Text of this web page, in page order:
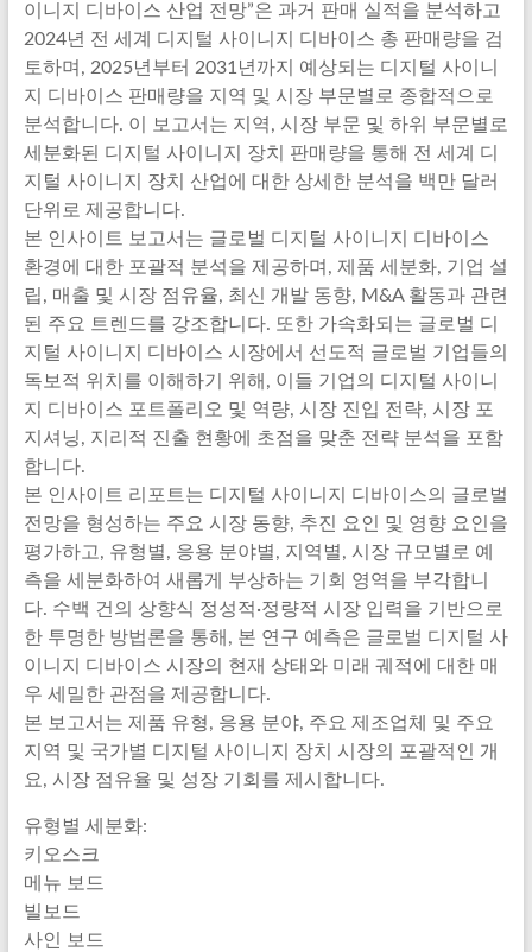
이니지 디바이스 산업 전망”은 과거 판매 실적을 분석하고
2024년 전 세계 디지털 사이니지 디바이스 총 판매량을 검
토하며, 2025년부터 2031년까지 예상되는 디지털 사이니
지 디바이스 판매량을 지역 및 시장 부문별로 종합적으로
분석합니다. 이 보고서는 지역, 시장 부문 및 하위 부문별로
세분화된 디지털 사이니지 장치 판매량을 통해 전 세계 디
지털 사이니지 장치 산업에 대한 상세한 분석을 백만 달러
단위로 제공합니다.
본 인사이트 보고서는 글로벌 디지털 사이니지 디바이스
환경에 대한 포괄적 분석을 제공하며, 제품 세분화, 기업 설
립, 매출 및 시장 점유율, 최신 개발 동향, M&A 활동과 관련
된 주요 트렌드를 강조합니다. 또한 가속화되는 글로벌 디
지털 사이니지 디바이스 시장에서 선도적 글로벌 기업들의
독보적 위치를 이해하기 위해, 이들 기업의 디지털 사이니
지 디바이스 포트폴리오 및 역량, 시장 진입 전략, 시장 포
지셔닝, 지리적 진출 현황에 초점을 맞춘 전략 분석을 포함
합니다.
본 인사이트 리포트는 디지털 사이니지 디바이스의 글로벌
전망을 형성하는 주요 시장 동향, 추진 요인 및 영향 요인을
평가하고, 유형별, 응용 분야별, 지역별, 시장 규모별로 예
측을 세분화하여 새롭게 부상하는 기회 영역을 부각합니
다. 수백 건의 상향식 정성적·정량적 시장 입력을 기반으로
한 투명한 방법론을 통해, 본 연구 예측은 글로벌 디지털 사
이니지 디바이스 시장의 현재 상태와 미래 궤적에 대한 매
우 세밀한 관점을 제공합니다.
본 보고서는 제품 유형, 응용 분야, 주요 제조업체 및 주요
지역 및 국가별 디지털 사이니지 장치 시장의 포괄적인 개
요, 시장 점유율 및 성장 기회를 제시합니다.
유형별 세분화:
키오스크
메뉴 보드
빌보드
사인 보드